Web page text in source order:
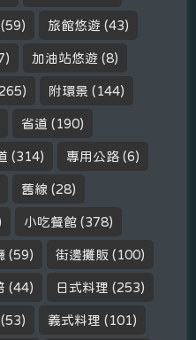
(59) 旅館悠遊 (43)
加油站悠遊 (8)
附環景 (144)
省道 (190)
(314) 專用公路 (6)
舊線 (28)
小吃餐館 (378)
(59) 街邊攤販 (100)
(44) 日式料理 (253)
(53) 義式料理 (101)